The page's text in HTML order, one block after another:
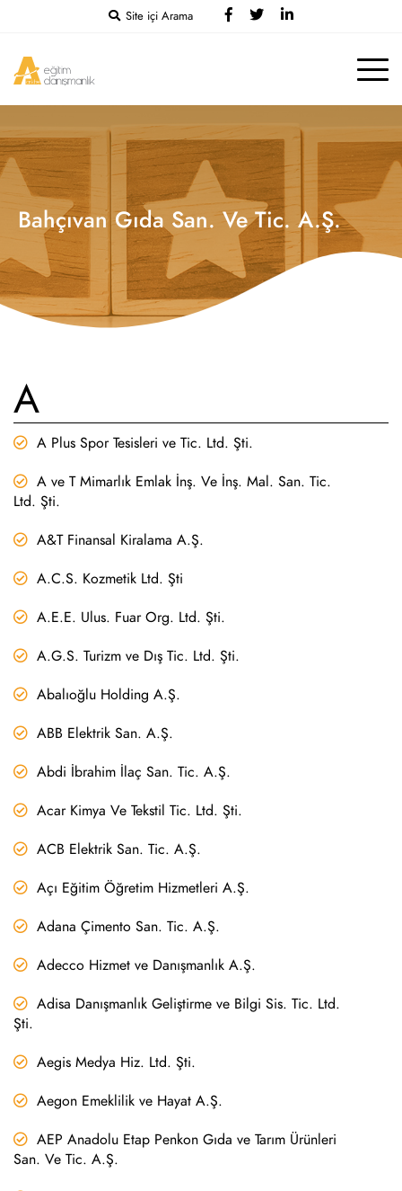
Site içi Arama
Bahçıvan Gıda San. Ve Tic. A.Ş.
A
A Plus Spor Tesisleri ve Tic. Ltd. Şti.
A ve T Mimarlık Emlak İnş. Ve İnş. Mal. San. Tic.
Ltd. Şti.
A&T Finansal Kiralama A.Ş.
A.C.S. Kozmetik Ltd. Şti
A.E.E. Ulus. Fuar Org. Ltd. Şti.
A.G.S. Turizm ve Dış Tic. Ltd. Şti.
Abalıoğlu Holding A.Ş.
ABB Elektrik San. A.Ş.
Abdi İbrahim İlaç San. Tic. A.Ş.
Acar Kimya Ve Tekstil Tic. Ltd. Şti.
ACB Elektrik San. Tic. A.Ş.
Açı Eğitim Öğretim Hizmetleri A.Ş.
Adana Çimento San. Tic. A.Ş.
Adecco Hizmet ve Danışmanlık A.Ş.
Adisa Danışmanlık Geliştirme ve Bilgi Sis. Tic. Ltd.
Şti.
Aegis Medya Hiz. Ltd. Şti.
Aegon Emeklilik ve Hayat A.Ş.
AEP Anadolu Etap Penkon Gıda ve Tarım Ürünleri
San. Ve Tic. A.Ş.